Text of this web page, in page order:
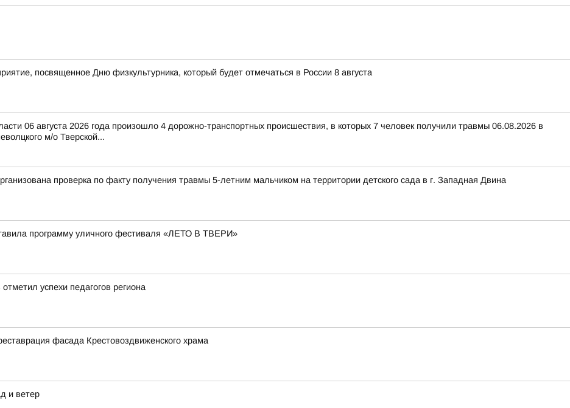
посвященное Дню физкультурника, который будет отмечаться в России 8 августа
06 августа 2026 года произошло 4 дорожно-транспортных происшествия, в которых 7 человек получили травмы 06.08.2026 в
м/о Тверской...
проверка по факту получения травмы 5-летним мальчиком на территории детского сада в г. Западная Двина
программу уличного фестиваля «ЛЕТО В ТВЕРИ»
успехи педагогов региона
фасада Крестовоздвиженского храма
и ветер